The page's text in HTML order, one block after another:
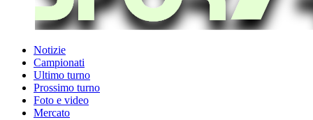
Notizie
Campionati
Ultimo turno
Prossimo turno
Foto e video
Mercato